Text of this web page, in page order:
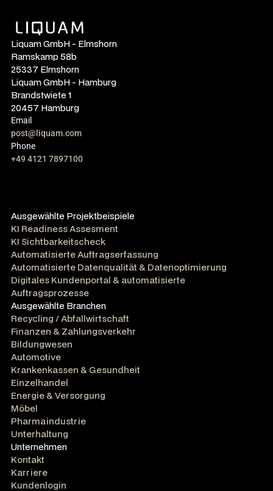
Liquam GmbH - Elmshorn
Ramskamp 58b
25337 Elmshorn
Liquam GmbH - Hamburg
Brandstwiete 1
20457 Hamburg
Email
post@liquam.com
Phone
+49 4121 7897100
Ausgewählte Projektbeispiele
KI Readiness Assesment
KI Sichtbarkeitscheck
Automatisierte Auftragserfassung
Automatisierte Datenqualität & Datenoptimierung
Digitales Kundenportal & automatisierte
Auftragsprozesse
Ausgewählte Branchen
Recycling / Abfallwirtschaft
Finanzen & Zahlungsverkehr
Bildungwesen
Automotive
Krankenkassen & Gesundheit
Einzelhandel
Energie & Versorgung
Möbel
Pharmaindustrie
Unterhaltung
Unternehmen
Kontakt
Karriere
Kundenlogin